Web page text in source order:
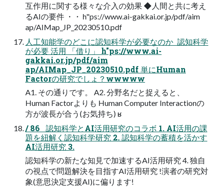
互作用に関する様々な介入の効果 ◆人間と共に考え
るAIの要件 ・・ h"ps://www.ai-gakkai.or.jp/pdf/aim
ap/AIMap_JP_20230510.pdf
人工知能学のどこに認知科学が必要なのか  認知科学
が必要 活用 「借り」 h"ps://www.ai-
gakkai.or.jp/pdf/aim
ap/AIMap_JP_20230510.pdf 単にHuman
Factorの研究でしょ？wwwww
A1. その通りです。 A2. 分野名だと捉えると、
Human Factorよりも Human Computer Interactionの
方が波長が合う(お気持ち) ʁ
/ 86   認知科学とAI活用研究のコラボ 1. AI活用の課
題を紐解く認知科学研究 2. 認知科学の蓄積を活かす
AI活用研究 3.
認知科学の新たな知見で加速するAI活用研究 4. 独自
の視点で問題解決を目指すAI活用研究 !演者の研究対
象(意思決定支援AI)に偏ります!